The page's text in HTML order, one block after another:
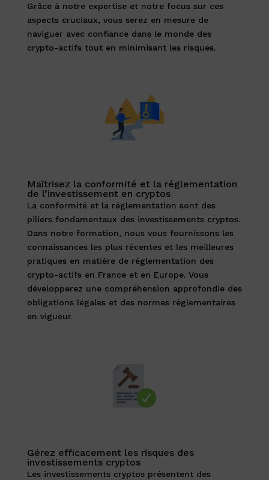
Grâce à notre expertise et notre focus sur ces
aspects cruciaux, vous serez en mesure de
naviguer avec confiance dans le monde des
crypto-actifs tout en minimisant les risques.
Maîtrisez la conformité et la réglementation
de l’investissement en cryptos
La conformité et la réglementation sont des
piliers fondamentaux des investissements cryptos.
Dans notre formation, nous vous fournissons les
connaissances les plus récentes et les meilleures
pratiques en matière de réglementation des
crypto-actifs en France et en Europe. Vous
développerez une compréhension approfondie des
obligations légales et des normes réglementaires
en vigueur.
Gérez efficacement les risques des
investissements cryptos
Les investissements cryptos présentent des